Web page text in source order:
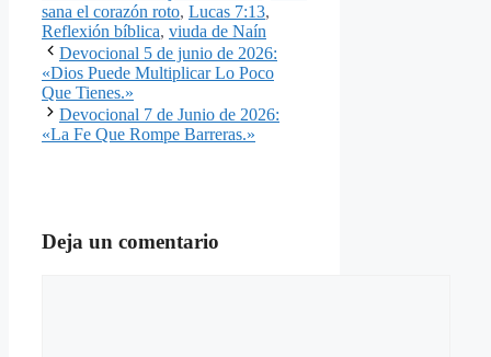
sana el corazón roto, Lucas 7:13,
Reflexión bíblica, viuda de Naín
Devocional 5 de junio de 2026:
«Dios Puede Multiplicar Lo Poco
Que Tienes.»
Devocional 7 de Junio de 2026:
«La Fe Que Rompe Barreras.»
Deja un comentario